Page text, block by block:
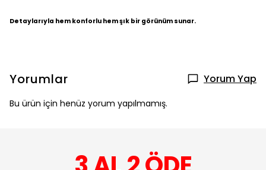
Detaylarıyla hem konforlu hem şık bir görünüm sunar.
Yorumlar Yorum Yap
Bu ürün için henüz yorum yapılmamış.